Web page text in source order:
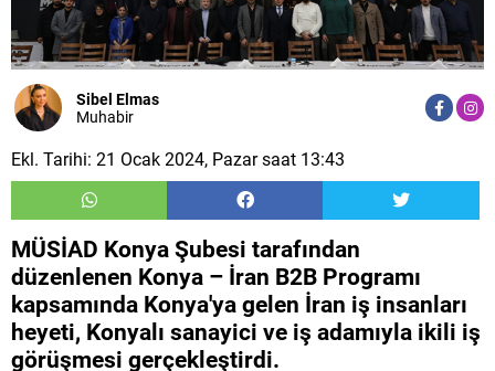
Sibel Elmas
Muhabir
Ekl. Tarihi: 21 Ocak 2024, Pazar saat 13:43
MÜSİAD Konya Şubesi tarafından
düzenlenen Konya – İran B2B Programı
kapsamında Konya'ya gelen İran iş insanları
heyeti, Konyalı sanayici ve iş adamıyla ikili iş
görüşmesi gerçekleştirdi.